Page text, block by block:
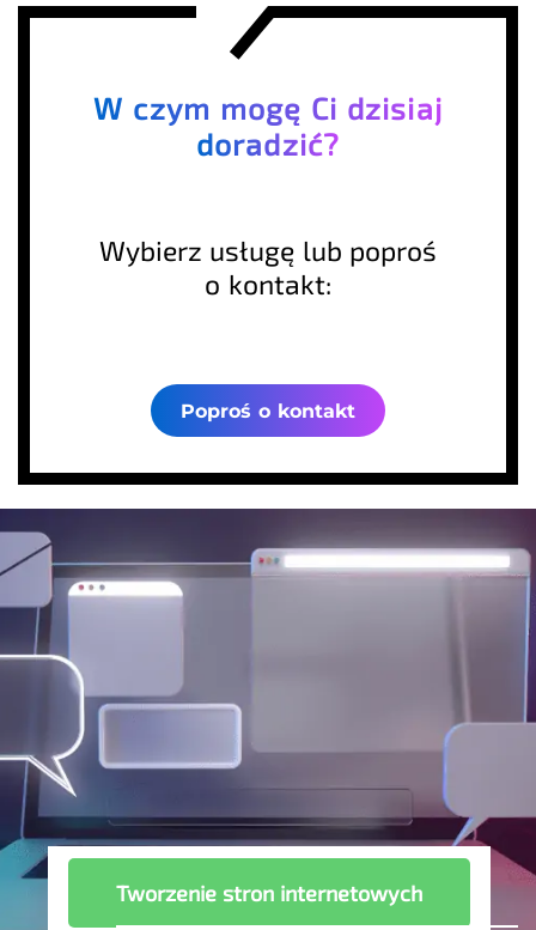
W czym mogę Ci dzisiaj
doradzić?
Wybierz usługę lub poproś
o kontakt:
Poproś o kontakt
Tworzenie stron internetowych